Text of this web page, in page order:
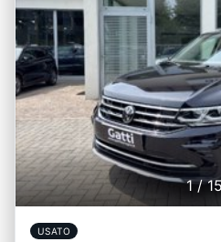
1/15
USATO